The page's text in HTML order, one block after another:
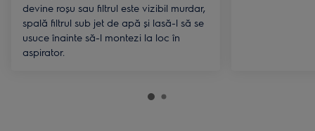
devine roșu sau filtrul este vizibil murdar,
spală filtrul sub jet de apă și lasă-l să se
usuce înainte să-l montezi la loc în
aspirator.